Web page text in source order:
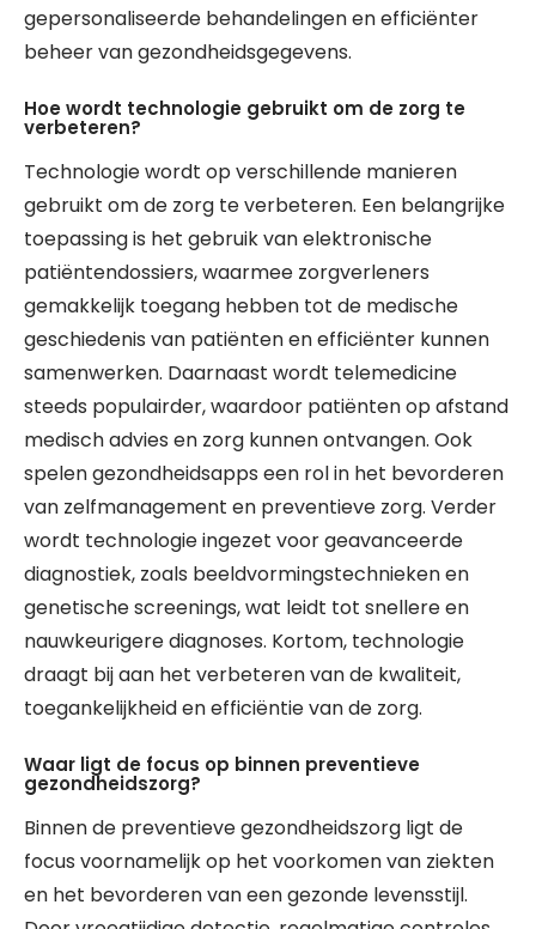
gepersonaliseerde behandelingen en efficiënter
beheer van gezondheidsgegevens.
Hoe wordt technologie gebruikt om de zorg te
verbeteren?
Technologie wordt op verschillende manieren
gebruikt om de zorg te verbeteren. Een belangrijke
toepassing is het gebruik van elektronische
patiëntendossiers, waarmee zorgverleners
gemakkelijk toegang hebben tot de medische
geschiedenis van patiënten en efficiënter kunnen
samenwerken. Daarnaast wordt telemedicine
steeds populairder, waardoor patiënten op afstand
medisch advies en zorg kunnen ontvangen. Ook
spelen gezondheidsapps een rol in het bevorderen
van zelfmanagement en preventieve zorg. Verder
wordt technologie ingezet voor geavanceerde
diagnostiek, zoals beeldvormingstechnieken en
genetische screenings, wat leidt tot snellere en
nauwkeurigere diagnoses. Kortom, technologie
draagt bij aan het verbeteren van de kwaliteit,
toegankelijkheid en efficiëntie van de zorg.
Waar ligt de focus op binnen preventieve
gezondheidszorg?
Binnen de preventieve gezondheidszorg ligt de
focus voornamelijk op het voorkomen van ziekten
en het bevorderen van een gezonde levensstijl.